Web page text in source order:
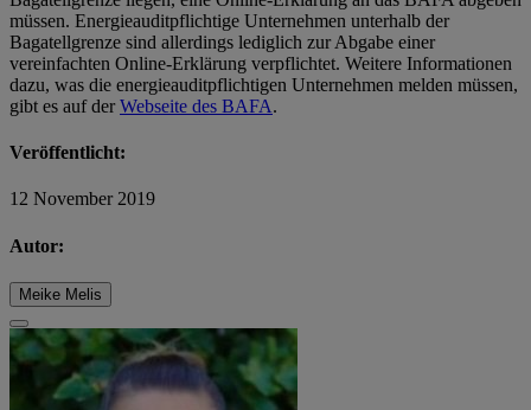
müssen. Energieauditpflichtige Unternehmen unterhalb der
Bagatellgrenze sind allerdings lediglich zur Abgabe einer
vereinfachten Online-Erklärung verpflichtet. Weitere Informationen
dazu, was die energieauditpflichtigen Unternehmen melden müssen,
gibt es auf derWebseite des BAFA.
Veröffentlicht:
12 November 2019
Autor:
Meike Melis